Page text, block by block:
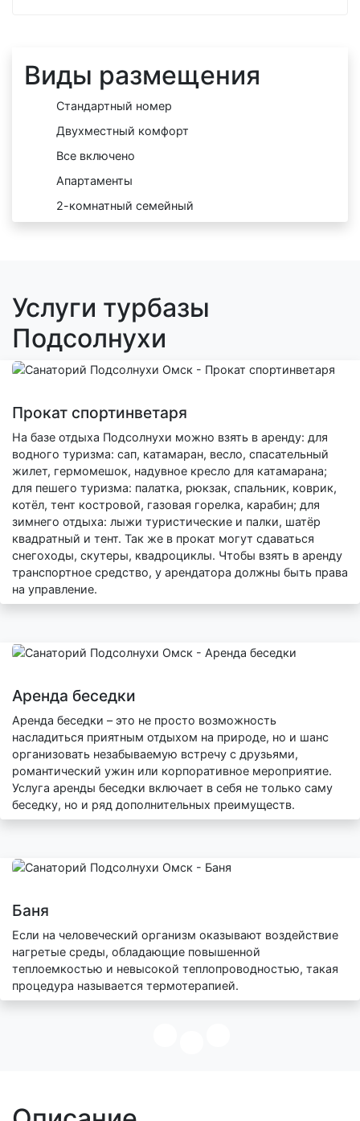
Виды размещения
Стандартный номер
Двухместный комфорт
Все включено
Апартаменты
2-комнатный семейный
Услуги турбазы
Подсолнухи
Прокат спортинветаря
На базе отдыха Подсолнухи можно взять в аренду: для
водного туризма: сап, катамаран, весло, спасательный
жилет, гермомешок, надувное кресло для катамарана;
для пешего туризма: палатка, рюкзак, спальник, коврик,
котёл, тент костровой, газовая горелка, карабин; для
зимнего отдыха: лыжи туристические и палки, шатёр
квадратный и тент. Так же в прокат могут сдаваться
снегоходы, скутеры, квадроциклы. Чтобы взять в аренду
транспортное средство, у арендатора должны быть права
на управление.
Аренда беседки
Аренда беседки – это не просто возможность
насладиться приятным отдыхом на природе, но и шанс
организовать незабываемую встречу с друзьями,
романтический ужин или корпоративное мероприятие.
Услуга аренды беседки включает в себя не только саму
беседку, но и ряд дополнительных преимуществ.
Баня
Если на человеческий организм оказывают воздействие
нагретые среды, обладающие повышенной
теплоемкостью и невысокой теплопроводностью, такая
процедура называется термотерапией.